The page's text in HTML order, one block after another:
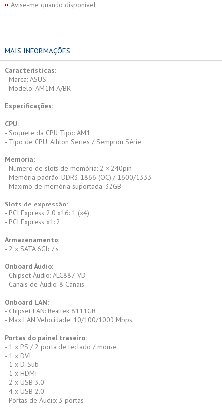
Avise-me quando disponível
MAIS INFORMAÇÕES
Características:
- Marca: ASUS
- Modelo: AM1M-A/BR
Especificações:
CPU:
- Soquete da CPU Tipo: AM1
- Tipo de CPU: Athlon Series / Sempron Série
Memória:
- Número de slots de memória: 2 × 240pin
- Memória padrão: DDR3 1866 (OC) / 1600/1333
- Máximo de memória suportada: 32GB
Slots de expressão:
- PCI Express 2.0 x16: 1 (x4)
- PCI Express x1: 2
Armazenamento:
- 2 x SATA 6Gb / s
Onboard Áudio:
- Chipset Áudio: ALC887-VD
- Canais de Áudio: 8 Canais
Onboard LAN:
- Chipset LAN: Realtek 8111GR
- Max LAN Velocidade: 10/100/1000 Mbps
Portas do painel traseiro:
- 1 x PS / 2 porta de teclado / mouse
- 1 x DVI
- 1 x D-Sub
- 1 x HDMI
- 2 x USB 3.0
- 4 x USB 2.0
- Portas de Áudio: 3 portas